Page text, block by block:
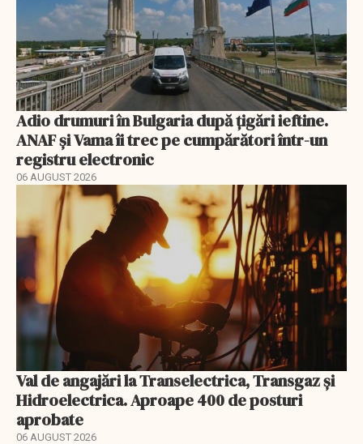
Adio drumuri în Bulgaria după țigări ieftine.
ANAF și Vama îi trec pe cumpărători într-un
registru electronic
06 AUGUST 2026
Val de angajări la Transelectrica, Transgaz și
Hidroelectrica. Aproape 400 de posturi
aprobate
06 AUGUST 2026